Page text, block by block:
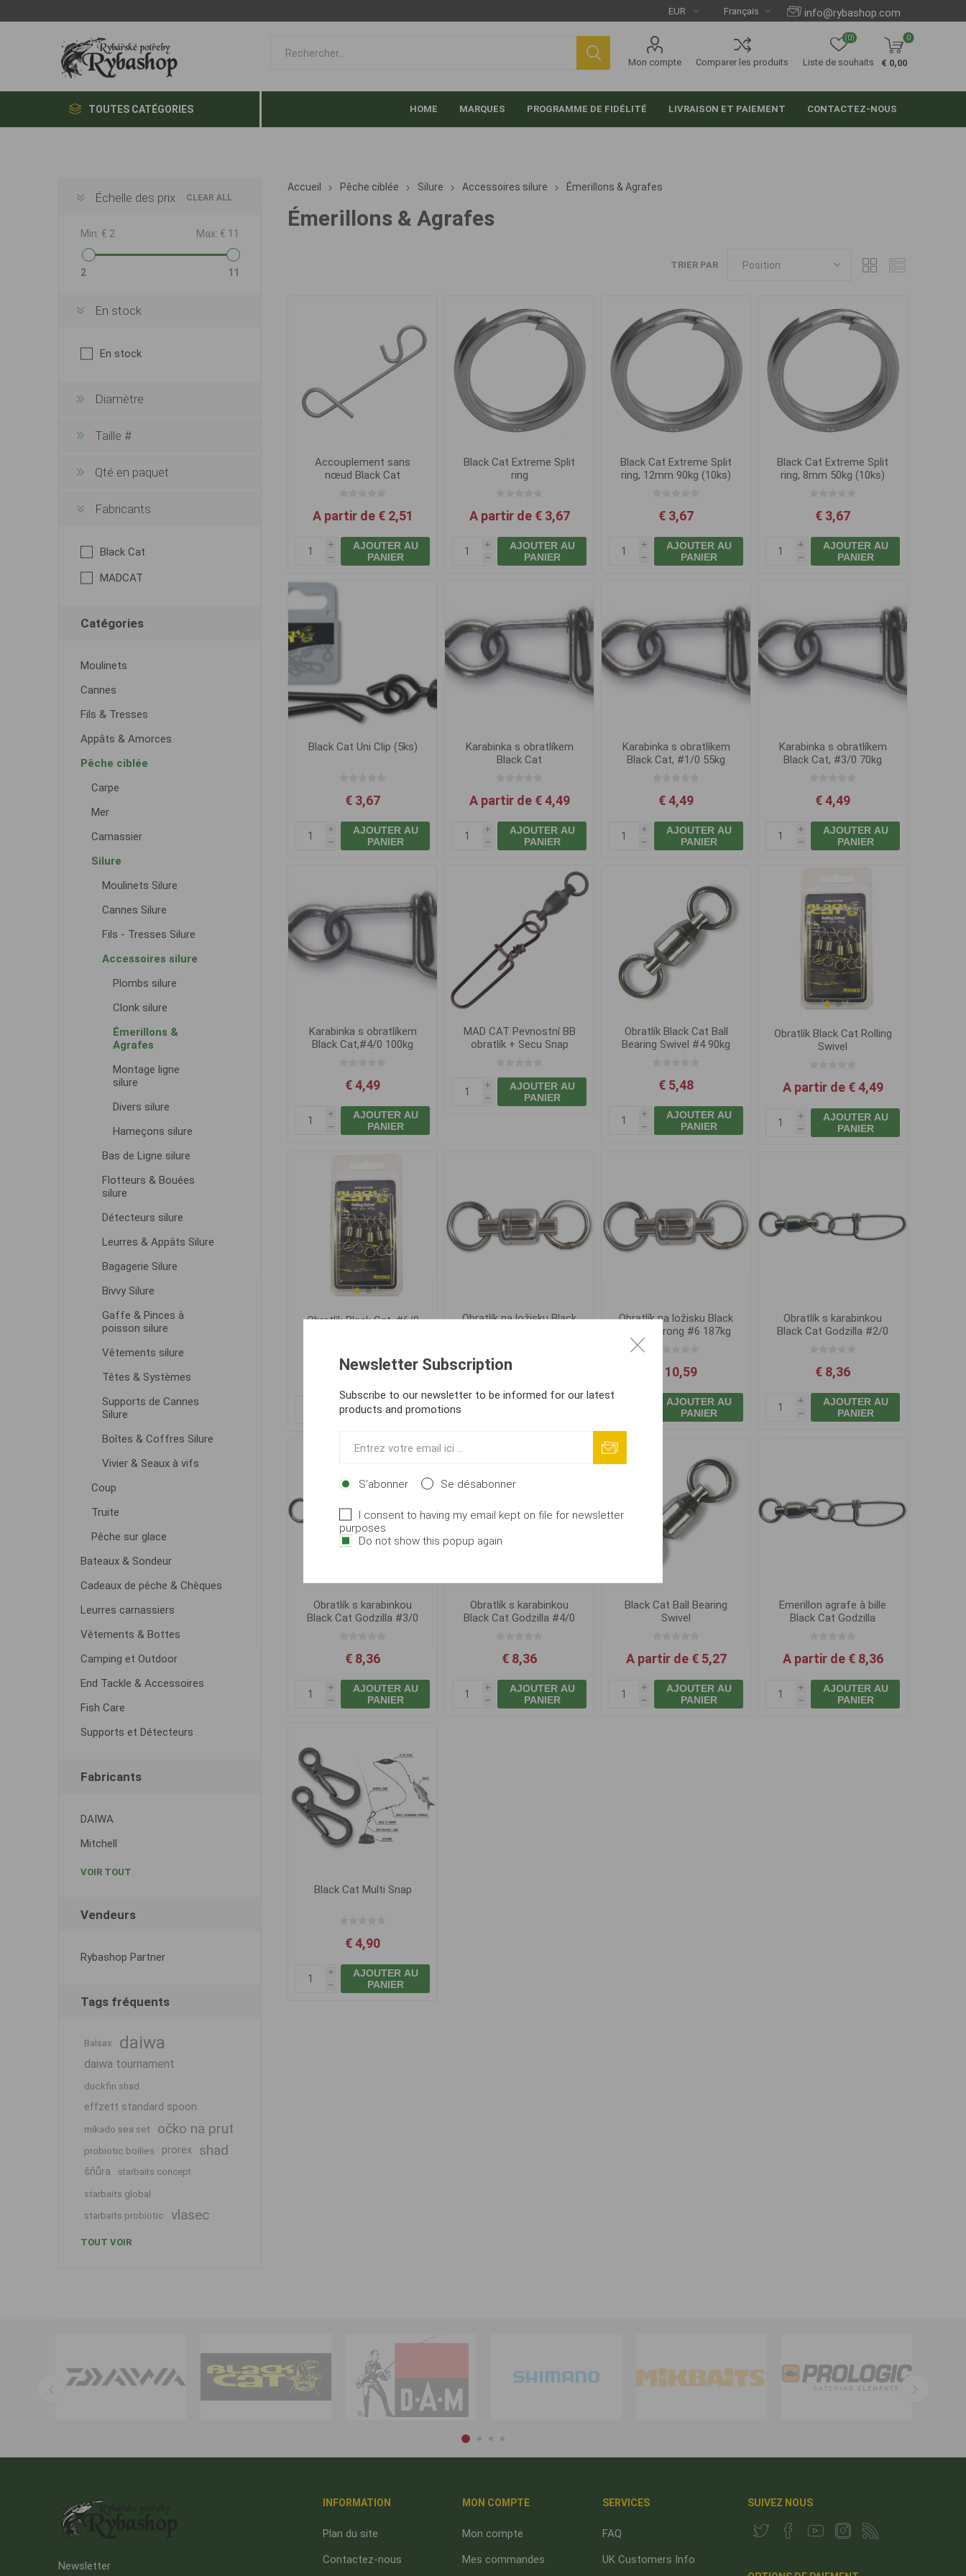
info@rybashop.com
Mon compte Comparer les produits Liste de souhaits
(0) 0
€ 0,00
TOUTES CATÉGORIES HOME MARQUES PROGRAMME DE FIDÉLITÉ LIVRAISON ET PAIEMENT CONTACTEZ-NOUS
Accueil Pêche ciblée Silure Accessoires silure Émerillons & Agrafes
Émerillons & Agrafes
TRIER PAR
Accouplement sans
nœud Black Cat
A partir de € 2,51
i
h
AJOUTER AU
PANIER
Black Cat Extreme Split
ring
A partir de € 3,67
i
h
AJOUTER AU
PANIER
Black Cat Extreme Split
ring, 12mm 90kg (10ks)
€ 3,67
i
h
AJOUTER AU
PANIER
Black Cat Extreme Split
ring, 8mm 50kg (10ks)
€ 3,67
i
h
AJOUTER AU
PANIER
Black Cat Uni Clip (5ks)
€ 3,67
i
h
AJOUTER AU
PANIER
Karabinka s obratlíkem
Black Cat
A partir de € 4,49
i
h
AJOUTER AU
PANIER
Karabinka s obratlíkem
Black Cat, #1/0 55kg
€ 4,49
i
h
AJOUTER AU
PANIER
Karabinka s obratlíkem
Black Cat, #3/0 70kg
€ 4,49
i
h
AJOUTER AU
PANIER
Karabinka s obratlíkem
Black Cat,#4/0 100kg
€ 4,49
i
h
AJOUTER AU
PANIER
MAD CAT Pevnostní BB
obratlík + Secu Snap
i
h
AJOUTER AU
PANIER
Obratlík Black Cat Ball
Bearing Swivel #4 90kg
€ 5,48
i
h
AJOUTER AU
PANIER
Obratlík Black Cat Rolling
Swivel
A partir de € 4,49
i
h
AJOUTER AU
PANIER
Obratlík Black Cat, #6/0
€ 4,49
AJOUTER AU
PANIER
Obratlík na ložisku Black
€ 10,26
AJOUTER AU
Obratlík na ložisku Black
Cat X-Strong #6 187kg
€ 10,59
AJOUTER AU
PANIER
Obratlík s karabinkou
Black Cat Godzilla #2/0
€ 8,36
i
h
AJOUTER AU
PANIER
Obratlík s karabinkou
Black Cat Godzilla #3/0
€ 8,36
i
h
AJOUTER AU
PANIER
Obratlík s karabinkou
Black Cat Godzilla #4/0
€ 8,36
i
h
AJOUTER AU
PANIER
Black Cat Ball Bearing
Swivel
A partir de € 5,27
i
h
AJOUTER AU
PANIER
Emerillon agrafe à bille
Black Cat Godzilla
A partir de € 8,36
i
h
AJOUTER AU
PANIER
Black Cat Multi Snap
€ 4,90
i
h
AJOUTER AU
PANIER
CLEAR ALL
Échelle des prix
Min: € 2 Max: € 11
2 11
En stock
En stock
Diamètre
Taille #
Qté en paquet
Fabricants
Black Cat
MADCAT
Catégories
Moulinets
Cannes
Fils & Tresses
Appâts & Amorces
Pêche ciblée
Carpe
Mer
Carnassier
Silure
Moulinets Silure
Cannes Silure
Fils - Tresses Silure
Accessoires silure
Plombs silure
Clonk silure
Émerillons &
Agrafes
Montage ligne
silure
Divers silure
Hameçons silure
Bas de Ligne silure
Flotteurs & Bouées
silure
Détecteurs silure
Leurres & Appâts Silure
Bagagerie Silure
Bivvy Silure
Gaffe & Pinces à
poisson silure
Vêtements silure
Têtes & Systèmes
Supports de Cannes
Silure
Boîtes & Coffres Silure
Vivier & Seaux à vifs
Coup
Truite
Pêche sur glace
Bateaux & Sondeur
Cadeaux de pêche & Chèques
Leurres carnassiers
Vêtements & Bottes
Camping et Outdoor
End Tackle & Accessoires
Fish Care
Supports et Détecteurs
Fabricants
DAIWA
Mitchell
VOIR TOUT
Vendeurs
Rybashop Partner
Tags fréquents
Balsax daiwa
daiwa tournament
duckfin shad
effzett standard spoon
mikado sea set očko na prut
probiotic boilies prorex shad
šňůra starbaits concept
starbaits global
starbaits probiotic
vlasec
TOUT VOIR
Newsletter
INFORMATION
Plan du site
Contactez-nous
MON COMPTE
Mon compte
Mes commandes
SERVICES
FAQ
UK Customers Info
SUIVEZ NOUS
Newsletter Subscription
Subscribe to our newsletter to be informed for our latest
products and promotions
S'abonner Se désabonner
I consent to having my email kept on file for newsletter
purposes
Do not show this popup again